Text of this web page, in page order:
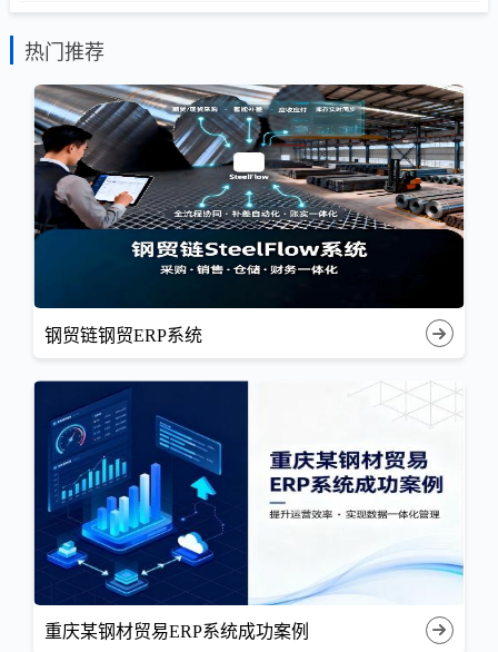
热门推荐
钢贸链钢贸ERP系统
重庆某钢材贸易ERP系统成功案例